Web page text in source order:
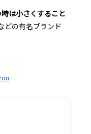
は小さくすること
どの有名ブランド